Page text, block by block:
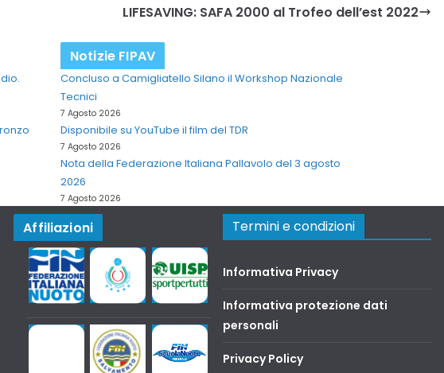
LIFESAVING: SAFA 2000 al Trofeo dell’est 2022
Notizie FIPAV
Concluso a Camigliatello Silano il Workshop Nazionale
Tecnici
7 Agosto 2026
Disponibile su YouTube il film del TDR
7 Agosto 2026
Nota della Federazione Italiana Pallavolo del 3 agosto
2026
7 Agosto 2026
Affiliazioni Termini e condizioni
Informativa Privacy
Informativa protezione dati
personali
Privacy Policy